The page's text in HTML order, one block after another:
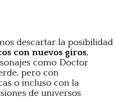
descartar la posibilidad
con nuevos giros,
como Doctor
pero con
o incluso con la
de universos